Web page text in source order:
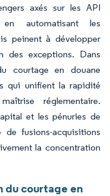
axés sur les API
automatisant les
peinent à développer
des exceptions. Dans
courtage en douane
qui unifient la rapidité
réglementaire.
et les pénuries de
fusions-acquisitions
la concentration
du courtage en